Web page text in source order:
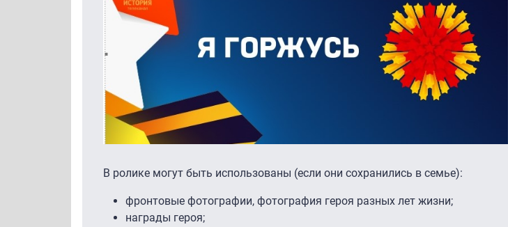
В ролике могут быть использованы (если они сохранились в семье):
фронтовые фотографии, фотография героя разных лет жизни;
награды героя;